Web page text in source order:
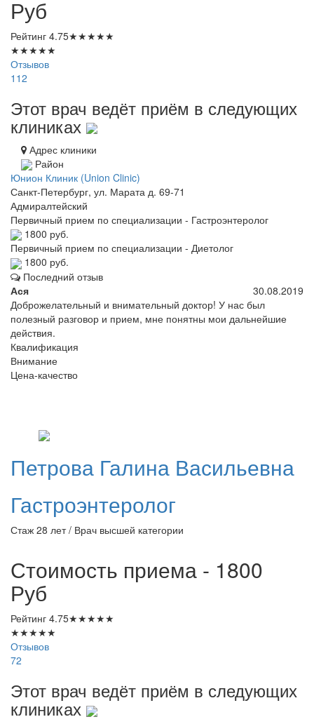
Руб
Рейтинг 4.75★★★★★
★★★★★
Отзывов
112
Этот врач ведёт приём в следующих
клиниках
Адрес клиники
Район
Юнион Клиник (Union Clinic)
Санкт-Петербург, ул. Марата д. 69-71
Адмиралтейский
Первичный прием по специализации - Гастроэнтеролог
1800 руб.
Первичный прием по специализации - Диетолог
1800 руб.
Последний отзыв
Ася
30.08.2019
Доброжелательный и внимательный доктор! У нас был
полезный разговор и прием, мне понятны мои дальнейшие
действия.
Квалификация
Внимание
Цена-качество
Петрова Галина Васильевна
Гастроэнтеролог
Стаж 28 лет / Врач высшей категории
Стоимость приема - 1800
Руб
Рейтинг 4.75★★★★★
★★★★★
Отзывов
72
Этот врач ведёт приём в следующих
клиниках